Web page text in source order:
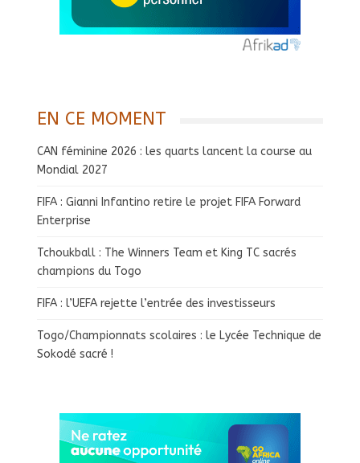
EN CE MOMENT
CAN féminine 2026 : les quarts lancent la course au
Mondial 2027
FIFA : Gianni Infantino retire le projet FIFA Forward
Enterprise
Tchoukball : The Winners Team et King TC sacrés
champions du Togo
FIFA : l’UEFA rejette l’entrée des investisseurs
Togo/Championnats scolaires : le Lycée Technique de
Sokodé sacré !